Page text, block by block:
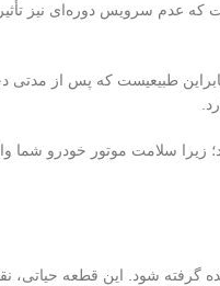
عدم سرویس دوره‌ای نیز
طبیعیست که پس از مدتی
زیرا سلامت موتور خودرو
شود. این قطعه حیاتی،